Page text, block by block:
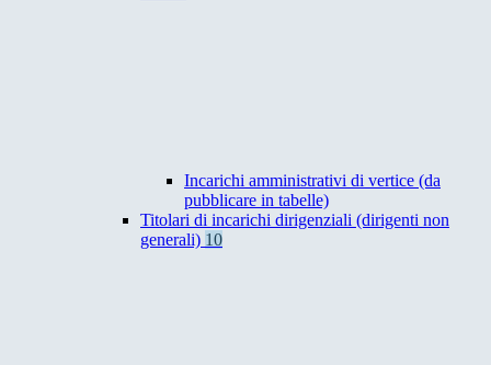
Incarichi amministrativi di vertice (da
pubblicare in tabelle)
Titolari di incarichi dirigenziali (dirigenti non
generali) 10